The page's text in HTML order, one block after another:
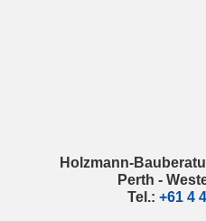
Holzmann-
Perth -
Tel.: +61 4